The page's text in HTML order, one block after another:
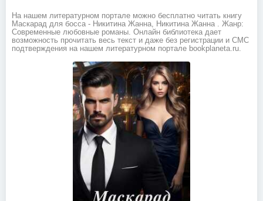
На нашем литературном портале можно бесплатно читать книгу
Маскарад для босса - Никитина Жанна, Никитина Жанна . Жанр:
Современные любовные романы. Онлайн библиотека дает
возможность прочитать весь текст и даже без регистрации и СМС
подтверждения на нашем литературном портале bookplaneta.ru.